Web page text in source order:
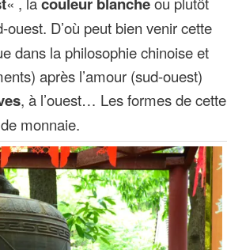
D’où peut bien venir cette
dans la philosophie chinoise et
après l’amour (sud-ouest)
, à l’ouest… Les formes de cette
monnaie.